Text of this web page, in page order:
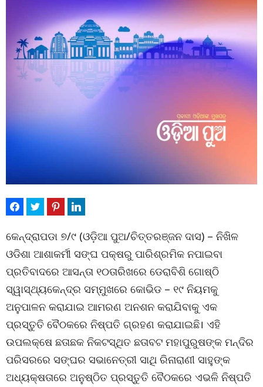
କେନ୍ଦ୍ରାପଡା ୭/୯ (ଓଡ଼ିଆ ପୁଅ/ଚିତ୍ତରଞ୍ଜନ ଦାସ) – ନିଖିଳ
ଓଡିଶା ଆଶାକର୍ମୀ ସଙ୍ଘ ପକ୍ଷରୁ ପାରିଶ୍ରମିକ ନପାଇବା
ପ୍ରତିବାଦରେ ଆସନ୍ତା ୧୦ତାରିଖରେ ଡେରାବିଶି ଗୋଷ୍ଠି
ସ୍ୱାସ୍ଥ୍ୟକେନ୍ଦ୍ର ସମ୍ମୁଖରେ କୋଭିଡ – ୧୯ ନିୟମକୁ
ଅନୁପାଳନ କରାଯାଇ ଆମରଣ ଅନଶନ କରାଯିବାକୁ ଏକ
ପ୍ରସ୍ତୁତି ବୈଠକରେ ନିଷ୍ପତି ଗ୍ରହଣ କରାଯାଇଛି। ଏହି
ଉପଲକ୍ଷେ ଛତାଛକ ନିକଟସ୍ଥିତ ଛତାବଟ ମହାପୁରୁଷଙ୍କ ମନ୍ଦିର
ପରିସରରେ ସଙ୍ଘର ସଭାନେତ୍ରୀ ସାଥି ରିନାରାଣୀ ସାହୁଙ୍କ
ଅଧ୍ୟକ୍ଷତାରେ ଅନୁଷ୍ଠିତ ପ୍ରସ୍ତୁତି ବୈଠକରେ ଏଭଳି ନିଷ୍ପତି